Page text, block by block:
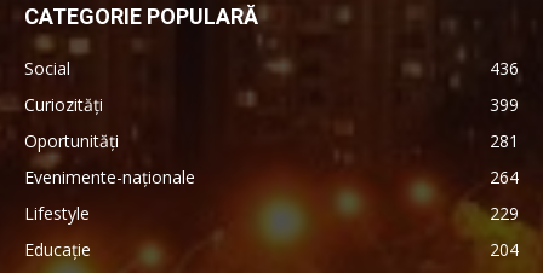
CATEGORIE POPULARĂ
Social
436
Curiozități
399
Oportunități
281
Evenimente-naționale
264
Lifestyle
229
Educație
204